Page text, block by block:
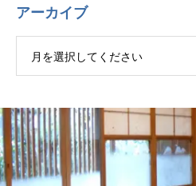
アーカイブ
月を選択してください